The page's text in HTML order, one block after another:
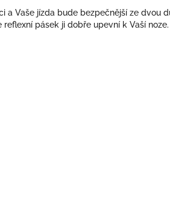
a Vaše jízda bude bezpečnější ze dvou
pásek ji dobře upevní k Vaší